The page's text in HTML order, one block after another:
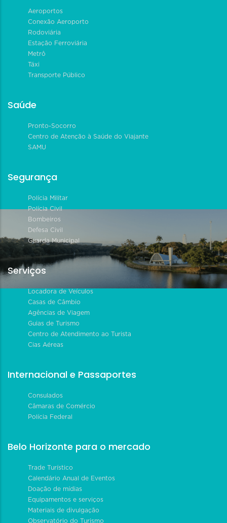
Aeroportos
Conexão Aeroporto
Rodoviária
Estação Ferroviária
Metrô
Táxi
Transporte Público
Saúde
Pronto-Socorro
Centro de Atenção à Saúde do Viajante
SAMU
Segurança
Polícia Militar
Polícia Civil
Bombeiros
Defesa Civil
Guarda Municipal
Serviços
Locadora de Veículos
Casas de Câmbio
Agências de Viagem
Guias de Turismo
Centro de Atendimento ao Turista
Cias Aéreas
Internacional e Passaportes
Consulados
Câmaras de Comércio
Polícia Federal
Belo Horizonte para o mercado
Trade Turístico
Calendário Anual de Eventos
Doação de mídias
Equipamentos e serviços
Materiais de divulgação
Observatório do Turismo